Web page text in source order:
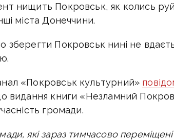
нищить Покровськ, як колись
міста Донеччини.
зберегти Покровськ нині не
«Покровськ культурний»
видання книги «Незламний
громади.
які зараз тимчасово переміщені